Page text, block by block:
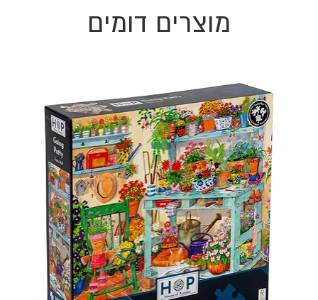
מוצרים דומים